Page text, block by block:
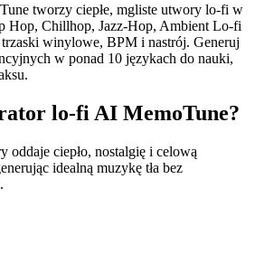
tworzy ciepłe, mgliste utwory lo-fi w
Chillhop, Jazz-Hop, Ambient Lo-fi
winylowe, BPM i nastrój. Generuj
w ponad 10 językach do nauki,
lo-fi AI MemoTune?
ciepło, nostalgię i celową
idealną muzykę tła bez